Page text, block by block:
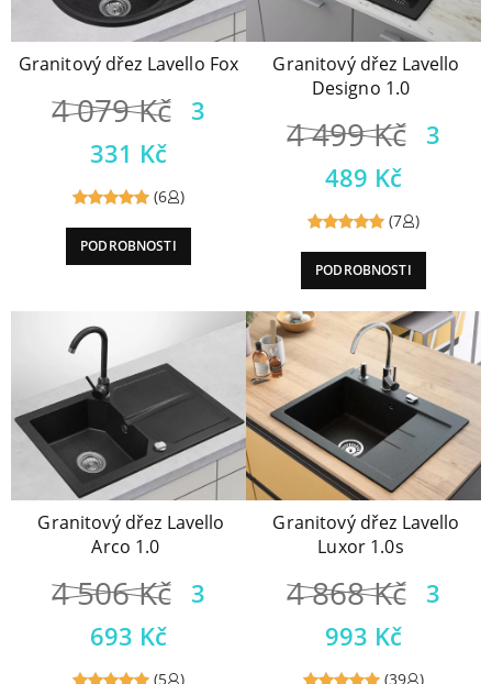
Granitový dřez Lavello Fox
4 079Kč
3
331 Kč
out of
(6 )
PODROBNOSTI
Granitový dřez Lavello
Designo 1.0
4 499Kč
3
489 Kč
out of
(7 )
PODROBNOSTI
Granitový dřez Lavello
Arco 1.0
4 506Kč
3
693 Kč
(5 )
Granitový dřez Lavello
Luxor 1.0s
4 868Kč
3
993 Kč
(39 )